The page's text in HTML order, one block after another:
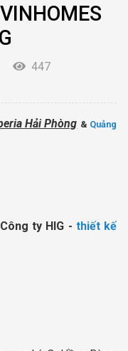
447
Hải Phòng & Quảng
ty HIG - thiết kế